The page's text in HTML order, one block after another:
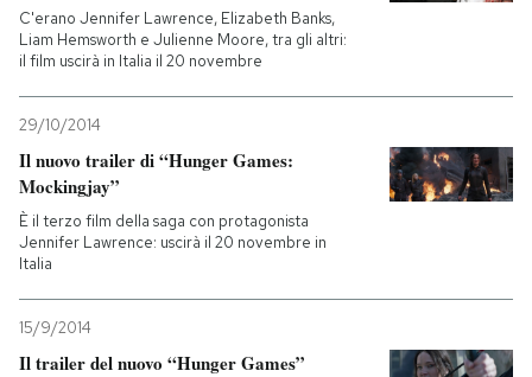
SHOP
AREA PERSONALE
C'erano Jennifer Lawrence, Elizabeth Banks,
Liam Hemsworth e Julienne Moore, tra gli altri:
il film uscirà in Italia il 20 novembre
29/10/2014
Il nuovo trailer di “Hunger Games:
Mockingjay”
È il terzo film della saga con protagonista
Jennifer Lawrence: uscirà il 20 novembre in
Italia
15/9/2014
Il trailer del nuovo “Hunger Games”